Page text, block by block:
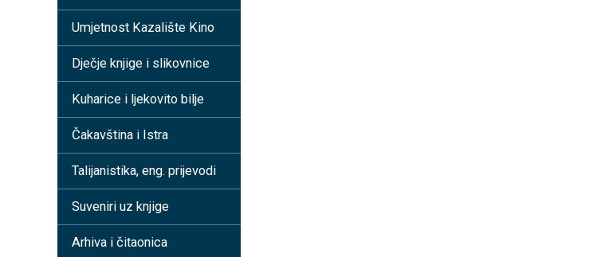
Umjetnost Kazalište Kino
Dječje knjige i slikovnice
Kuharice i ljekovito bilje
Čakavština i Istra
Talijanistika, eng. prijevodi
Suveniri uz knjige
Arhiva i čitaonica